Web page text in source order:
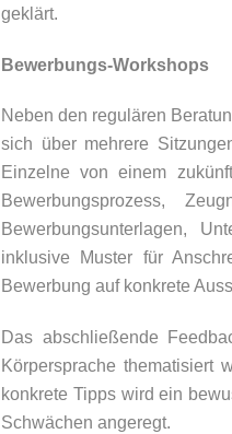
geklärt.
Bewerbungs-Workshops
Neben den regulären
sich über mehrere
Einzelne von einem
Bewerbungsprozess,
Bewerbungsunterlagen,
inklusive Muster für
Bewerbung auf konkrete
Das abschließende
Körpersprache thematisiert
konkrete Tipps wird ein
Schwächen angeregt.